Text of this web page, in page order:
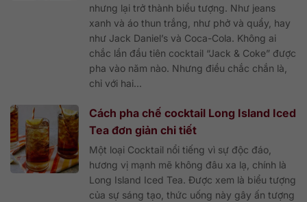
nhưng lại trở thành biểu tượng. Như jeans
xanh và áo thun trắng, như phở và quẩy, hay
như Jack Daniel’s và Coca-Cola. Không ai
chắc lần đầu tiên cocktail “Jack & Coke” được
pha vào năm nào. Nhưng điều chắc chắn là,
chỉ với hai...
Cách pha chế cocktail Long Island Iced
Tea đơn giản chi tiết
Một loại Cocktail nổi tiếng vì sự độc đáo,
hương vị mạnh mẽ không đâu xa lạ, chính là
Long Island Iced Tea. Được xem là biểu tượng
của sự sáng tạo, thức uống này gây ấn tượng